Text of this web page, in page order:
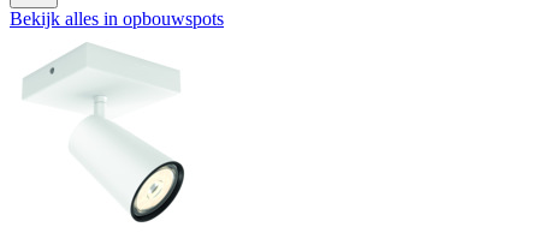
Bekijk alles in opbouwspots